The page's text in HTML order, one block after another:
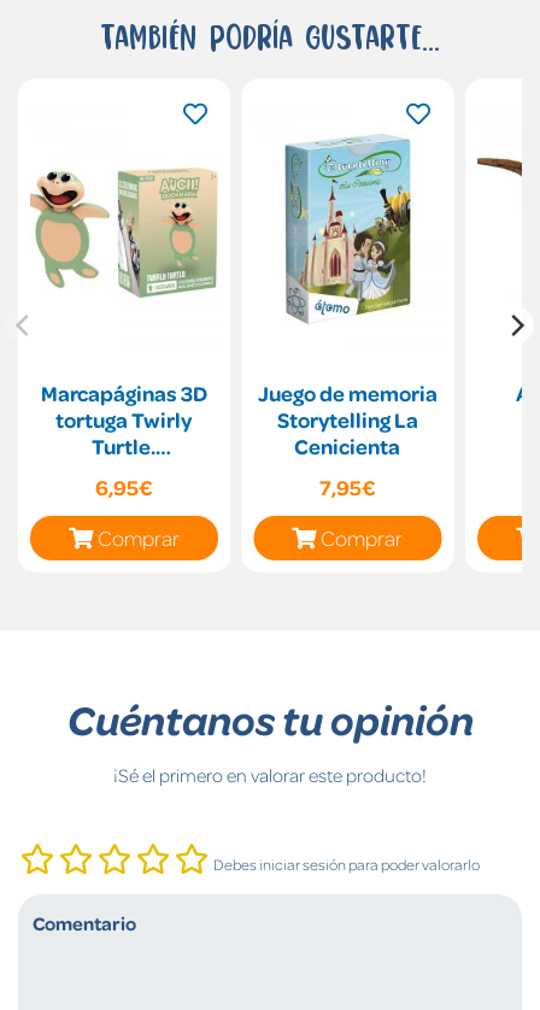
También podría gustarte...
Marcapáginas 3D
tortuga Twirly
Turtle.
6,95€
Comprar
Juego de memoria
Storytelling La
Cenicienta
7,95€
Comprar
Cuéntanos tu opinión
¡Sé el primero en valorar este producto!
Debes iniciar sesión para poder valorarlo